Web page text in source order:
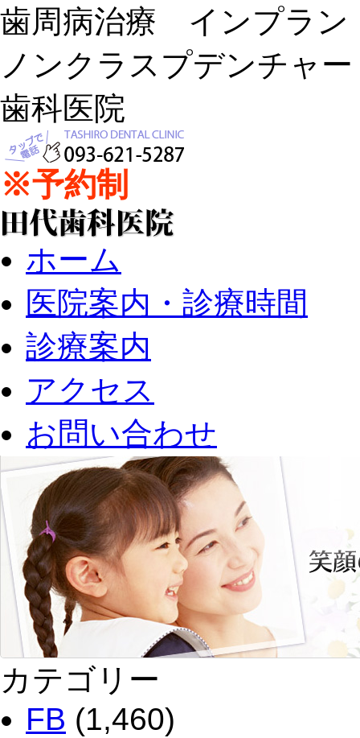
歯周病治療 インプラ
ノンクラスプデンチャ
歯科医院
※予約制
ホーム
医院案内・診療時間
診療案内
アクセス
お問い合わせ
カテゴリー
FB (1,460)